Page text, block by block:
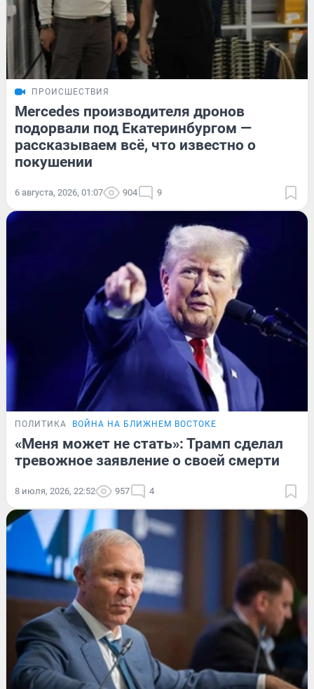
ПРОИСШЕСТВИЯ
Mercedes производителя дронов
подорвали под Екатеринбургом —
рассказываем всё, что известно о
покушении
6 августа, 2026, 01:07 904 9
ПОЛИТИКА ВОЙНА НА БЛИЖНЕМ ВОСТОКЕ
«Меня может не стать»: Трамп сделал
тревожное заявление о своей смерти
8 июля, 2026, 22:52 957 4